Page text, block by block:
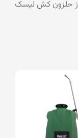
از حلزون کش لیسک